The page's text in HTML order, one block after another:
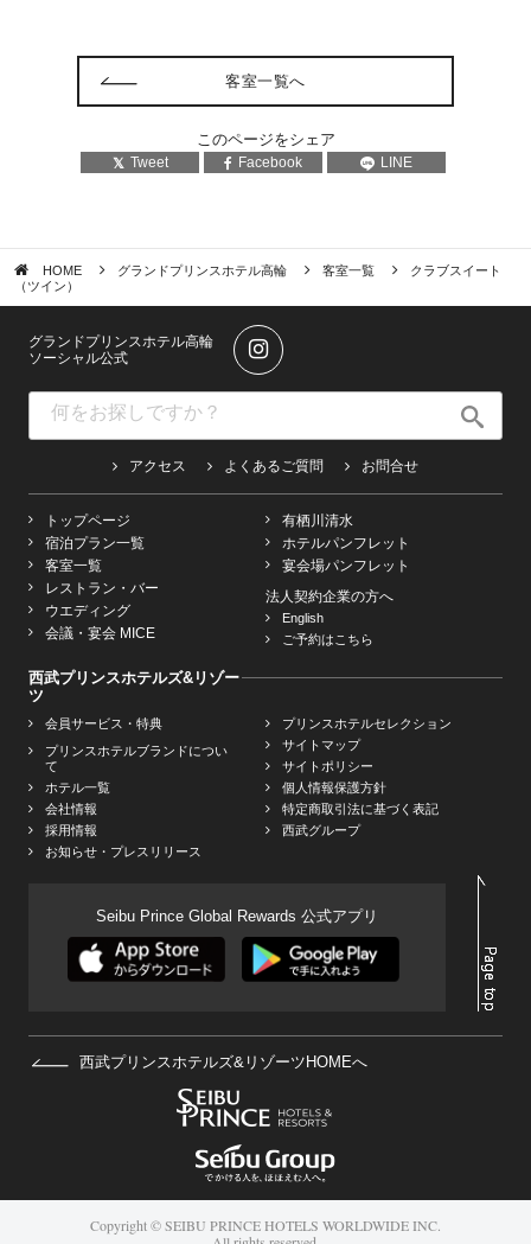
客室一覧へ
このページをシェア
Tweet Facebook LINE
HOME グランドプリンスホテル高輪 客室一覧
クラブスイート
（ツイン）
グランドプリンスホテル高輪
ソーシャル公式
アクセス よくあるご質問 お問合せ
トップページ
宿泊プラン一覧
客室一覧
レストラン・バー
ウエディング
会議・宴会 MICE
有栖川清水
ホテルパンフレット
宴会場パンフレット
法人契約企業の方へ
English
ご予約はこちら
西武プリンスホテルズ&リゾー
ツ
会員サービス・特典
プリンスホテルブランドについ
て
ホテル一覧
会社情報
採用情報
お知らせ・プレスリリース
プリンスホテルセレクション
サイトマップ
サイトポリシー
個人情報保護方針
特定商取引法に基づく表記
西武グループ
Seibu Prince Global Rewards 公式アプリ
西武プリンスホテルズ&リゾーツHOMEへ
Copyright © SEIBU PRINCE HOTELS WORLDWIDE INC.